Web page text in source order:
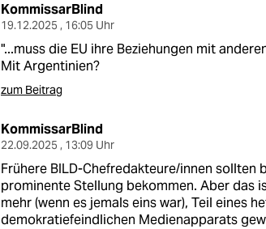
KommissarBlind
19.12.2025 , 16:05 Uhr
"...muss die EU ihre Beziehungen mit
Mit Argentinien?
zum Beitrag
KommissarBlind
22.09.2025 , 13:09 Uhr
Frühere BILD-Chefredakteure/innen sollten
prominente Stellung bekommen. Aber das
mehr (wenn es jemals eins war), Teil eines
demokratiefeindlichen Medienapparats